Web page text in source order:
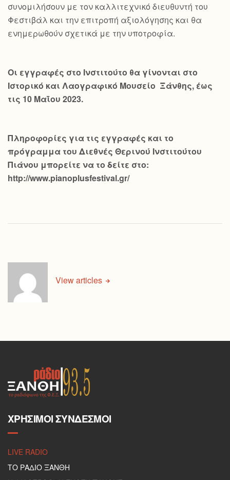
συνομιλήσουν με τον καλλιτεχνικό διευθυντή του
Φεστιβάλ και την επιτροπή αξιολόγησης και θα
ενημερωθούν σχετικά με την υποτροφία.
Οι εγγραφές στο Ινστιτούτο θα γίνονται στο
Ιστορικό και Λαογραφικό Μουσείο Ξάνθης, έως
τις 10 Μαΐου 2023.
Πληροφορίες για τις εγγραφές και το
πρόγραμμα του Διεθνές Θερινού Ινστιτούτου
Πιάνου μπορείτε να το δείτε στο:
http://www.pianoplusfestival.gr/
View articles
ΧΡΉΣΙΜΟΙ ΣΎΝΔΕΣΜΟΙ
LIVE RADIO
ΤΟ ΡΑΔΙΟ ΞΑΝΘΗ